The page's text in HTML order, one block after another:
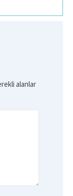
alanlar